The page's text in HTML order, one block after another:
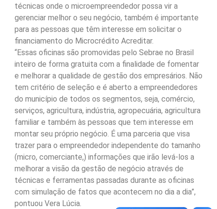
técnicas onde o microempreendedor possa vir a
gerenciar melhor o seu negócio, também é importante
para as pessoas que têm interesse em solicitar o
financiamento do Microcrédito Acreditar.
“Essas oficinas são promovidas pelo Sebrae no Brasil
inteiro de forma gratuita com a finalidade de fomentar
e melhorar a qualidade de gestão dos empresários. Não
tem critério de seleção e é aberto a empreendedores
do município de todos os segmentos, seja, comércio,
serviços, agricultura, indústria, agropecuária, agricultura
familiar e também às pessoas que tem interesse em
montar seu próprio negócio. É uma parceria que visa
trazer para o empreendedor independente do tamanho
(micro, comerciante,) informações que irão levá-los a
melhorar a visão da gestão de negócio através de
técnicas e ferramentas passadas durante as oficinas
com simulação de fatos que acontecem no dia a dia”,
pontuou Vera Lúcia.